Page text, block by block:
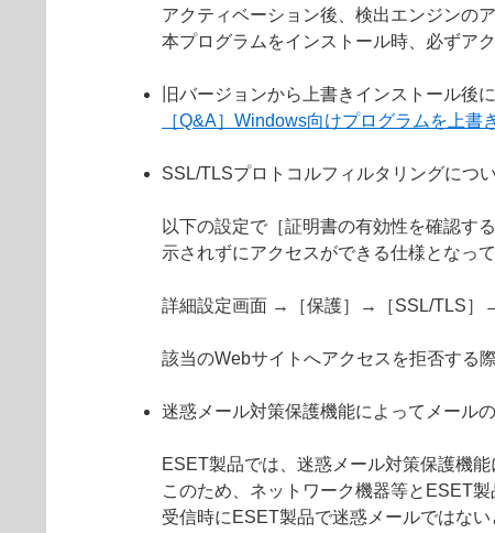
アクティベーション後、検出エンジンの
本プログラムをインストール時、必ずア
旧バージョンから上書きインストール後
［Q&A］Windows向けプログラムを上
SSL/TLSプロトコルフィルタリングにつ
以下の設定で［証明書の有効性を確認す
示されずにアクセスができる仕様となって
詳細設定画面 →［保護］→［SSL/TLS］
該当のWebサイトへアクセスを拒否する
迷惑メール対策保護機能によってメール
ESET製品では、迷惑メール対策保護機
このため、ネットワーク機器等とESET
受信時にESET製品で迷惑メールではな